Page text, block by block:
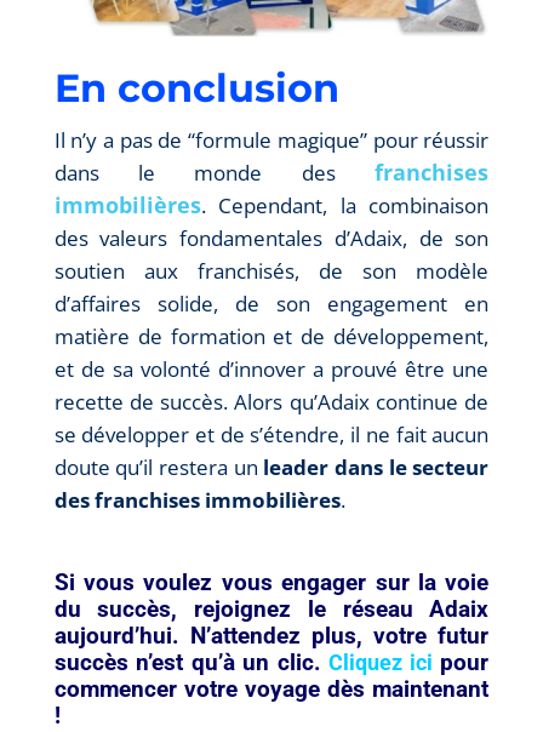
En conclusion
Il n’y a pas de “formule magique” pour réussir
dans le monde desfranchises
immobilières. Cependant, la combinaison
des valeurs fondamentales d’Adaix, de son
soutien aux franchisés, de son modèle
d’affaires solide, de son engagement en
matière de formation et de développement,
et de sa volonté d’innover a prouvé être une
recette de succès. Alors qu’Adaix continue de
se développer et de s’étendre, il ne fait aucun
doute qu’il restera un leader dans le secteur
des franchises immobilières.
Si vous voulez vous engager sur la voie
du succès, rejoignez le réseau Adaix
aujourd’hui. N’attendez plus, votre futur
succès n’est qu’à un clic.Cliquez ici pour
commencer votre voyage dès maintenant
!